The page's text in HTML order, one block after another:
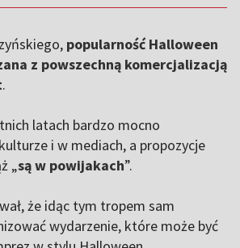
popularność Halloween
z powszechną komercjalizacją
.
latach bardzo mocno
i w mediach, a propozycje
„są w powijakach”.
że idąc tym tropem sam
wydarzenie, które może być